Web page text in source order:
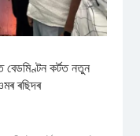
বেডমিণ্টন কৰ্টত নতুন
ৰছিদৰ